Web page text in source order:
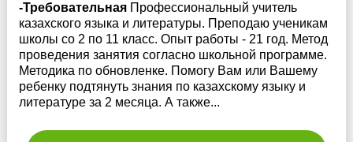
-Требовательная Профессиональный учитель
казахского языка и литературы. Преподаю ученикам
школы со 2 по 11 класс. Опыт работы - 21 год. Метод
проведения занятия согласно школьной программе.
Методика по обновленке. Помогу Вам или Вашему
ребенку подтянуть знания по казахскому языку и
литературе за 2 месяца. А также...